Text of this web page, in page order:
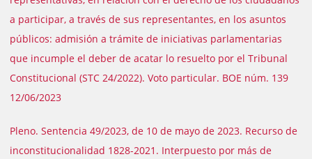
a participar, a través de sus representantes, en los asuntos
públicos: admisión a trámite de iniciativas parlamentarias
que incumple el deber de acatar lo resuelto por el Tribunal
Constitucional (STC 24/2022). Voto particular. BOE núm. 139
12/06/2023
Pleno. Sentencia 49/2023, de 10 de mayo de 2023. Recurso de
inconstitucionalidad 1828-2021. Interpuesto por más de